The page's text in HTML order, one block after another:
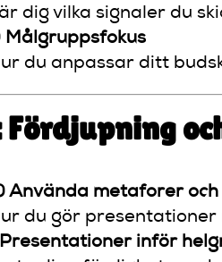
dig vilka signaler du
Målgruppsfokus
du anpassar ditt
Fördjupning
Använda metaforer
du gör
Presentationer inför